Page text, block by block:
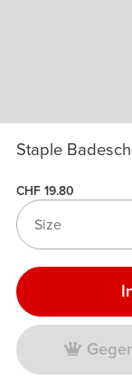
Staple
CHF 19.80
Size